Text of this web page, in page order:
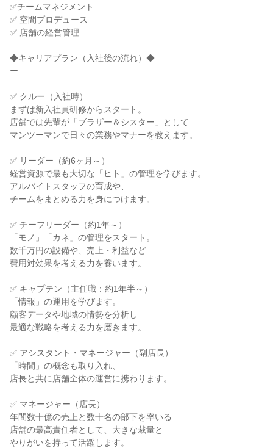
✅チームマネジメント
✅ 空間プロデュース
✅ 店舗の経営管理
◆キャリアプラン（入社後の流れ）◆
ー
✅ クルー（入社時）
まずは新入社員研修からスタート。
店舗では先輩が「ブラザー＆シスター」として
マンツーマンで日々の業務やマナーを教えます。
✅ リーダー（約6ヶ月～）
経営資源で最も大切な「ヒト」の管理を学びます。
アルバイトスタッフの育成や、
チームをまとめる力を身につけます。
✅ チーフリーダー（約1年～）
「モノ」「カネ」の管理をスタート。
数千万円の設備や、売上・利益など
費用対効果を考える力を養います。
✅ キャプテン（主任職：約1年半～）
「情報」の運用を学びます。
顧客データや地域の情勢を分析し
最適な戦略を考える力を磨きます。
✅ アシスタント・マネージャー（副店長）
「時間」の概念も取り入れ、
店長と共に店舗全体の運営に携わります。
✅ マネージャー（店長）
年間数十億の売上と数十名の部下を率いる
店舗の最高責任者として、大きな裁量と
やりがいを持って活躍します。